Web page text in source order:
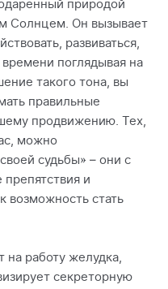
природой
Солнцем. Он вызывает
развиваться,
поглядывая на
такого тона, вы
правильные
продвижению. Тех,
можно
судьбы» – они с
и
возможность стать
на работу желудка,
секреторную